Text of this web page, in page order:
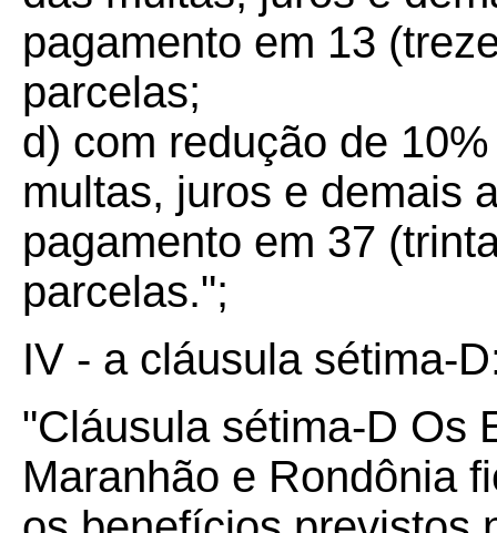
pagamento em 13
parcelas;
d) com redução de
multas, juros e demais
pagamento em 37
parcelas.";
IV - a cláusula sétima-
"Cláusula sétima-D Os
Maranhão e Rondônia